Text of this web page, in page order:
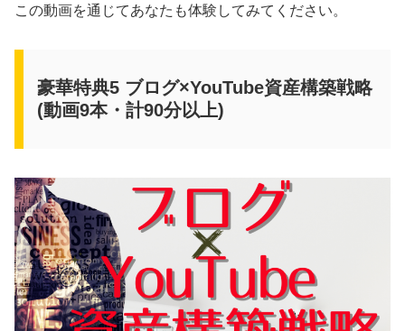
この動画を通じてあなたも体験してみてください。
豪華特典5 ブログ×YouTube資産構築戦略
(動画9本・計90分以上)